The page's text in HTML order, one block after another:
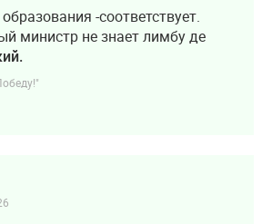
-соответствует.
министр не знает лимбу де